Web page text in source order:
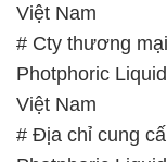
Việt Nam
# Cty thương
Photphoric
Việt Nam
# Địa chỉ cung